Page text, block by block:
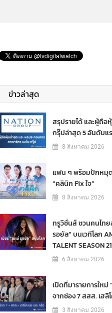
ข่าวล่าสุด
สรุปรายได้ และผู้ถือ
กรุ๊ปล่าสุด 5 อันดับแ
8 สิงหาคม 2026
แฟน ๆ พร้อมปักหมุด
“คลินิก Fix ใจ”
8 สิงหาคม 2026
ทรูวิชั่นส์ ชวนคนไทย
รอยัล” บนเวทีโลก
TALENT SEASON 21
6 สิงหาคม 2026
เปิดที่มารายการใหม่
จากช่อง 7 สสส. เฮลิ
3 สิงหาคม 2026